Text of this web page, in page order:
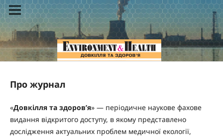
Про журнал
«Довкілля та здоров’я» — періодичне наукове фахове
видання відкритого доступу, в якомупредставлено
дослідження актуальних проблем медичної екології,